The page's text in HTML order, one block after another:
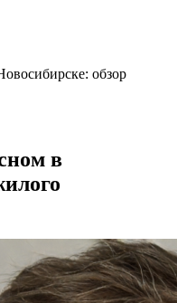
обзор
в